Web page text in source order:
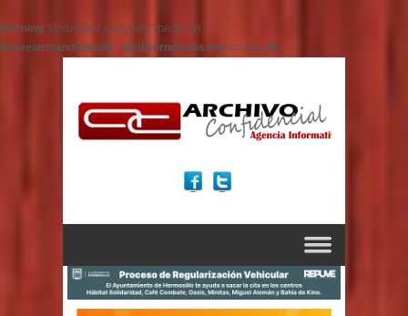
Warning: Undefined array key "medio" in
/home/armando/public_html/vernoticias.php on line 86